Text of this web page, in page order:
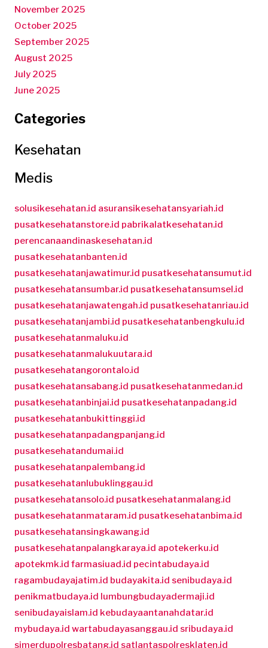
November 2025
October 2025
September 2025
August 2025
July 2025
June 2025
Categories
Kesehatan
Medis
solusikesehatan.id asuransikesehatansyariah.id
pusatkesehatanstore.id pabrikalatkesehatan.id
perencanaandinaskesehatan.id
pusatkesehatanbanten.id
pusatkesehatanjawatimur.id pusatkesehatansumut.id
pusatkesehatansumbar.id pusatkesehatansumsel.id
pusatkesehatanjawatengah.id pusatkesehatanriau.id
pusatkesehatanjambi.id pusatkesehatanbengkulu.id
pusatkesehatanmaluku.id
pusatkesehatanmalukuutara.id
pusatkesehatangorontalo.id
pusatkesehatansabang.id pusatkesehatanmedan.id
pusatkesehatanbinjai.id pusatkesehatanpadang.id
pusatkesehatanbukittinggi.id
pusatkesehatanpadangpanjang.id
pusatkesehatandumai.id
pusatkesehatanpalembang.id
pusatkesehatanlubuklinggau.id
pusatkesehatansolo.id pusatkesehatanmalang.id
pusatkesehatanmataram.id pusatkesehatanbima.id
pusatkesehatansingkawang.id
pusatkesehatanpalangkaraya.id apotekerku.id
apotekmk.id farmasiuad.id pecintabudaya.id
ragambudayajatim.id budayakita.id senibudaya.id
penikmatbudaya.id lumbungbudayadermaji.id
senibudayaislam.id kebudayaantanahdatar.id
mybudaya.id wartabudayasanggau.id sribudaya.id
simerdupolresbatang.id satlantaspolresklaten.id